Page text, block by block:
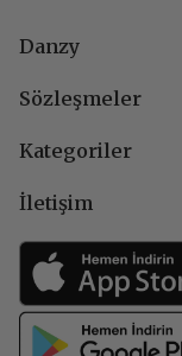
Danzy
Sözleşmeler
Kategoriler
İletişim